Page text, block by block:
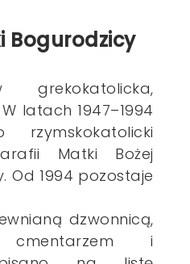
Bogurodzicy
grekokatolicka,
latach 1947–1994
rzymskokatolicki
Matki Bożej
Od 1994 pozostaje
dzwonnicą,
cmentarzem i